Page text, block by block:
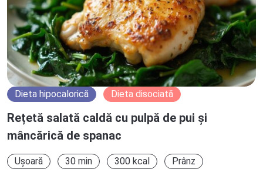
Dieta hipocalorică Dieta disociată
Rețetă salată caldă cu pulpă de pui și
mâncărică de spanac
Ușoară 30 min 300 kcal Prânz